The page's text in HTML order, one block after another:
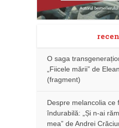
O saga
„Fiicele mării” de
(fragment)
Despre melancolia ce
îndurabilă: „Și n-ai
mea” de Andrei